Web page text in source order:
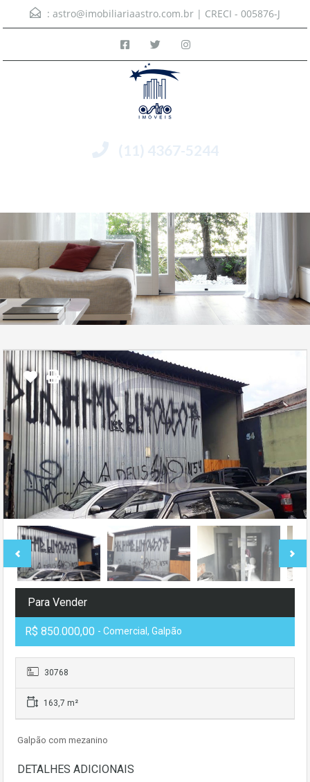
: astro@imobiliariaastro.com.br | CRECI - 005876-J
(11) 4367-5244
Para Vender
R$ 850.000,00 - Comercial, Galpão
30768
163,7 m²
Galpão com mezanino
DETALHES ADICIONAIS